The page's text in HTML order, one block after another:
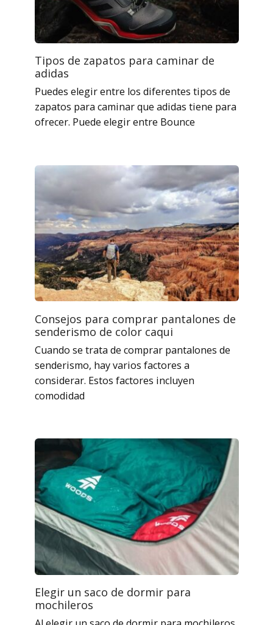
Tipos de zapatos para caminar de
adidas
Puedes elegir entre los diferentes tipos de
zapatos para caminar que adidas tiene para
ofrecer. Puede elegir entre Bounce
Consejos para comprar pantalones de
senderismo de color caqui
Cuando se trata de comprar pantalones de
senderismo, hay varios factores a
considerar. Estos factores incluyen
comodidad
Elegir un saco de dormir para
mochileros